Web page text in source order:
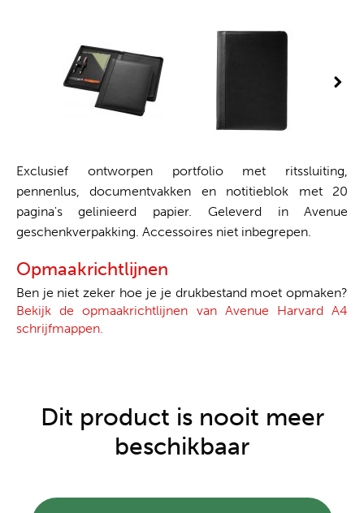
Exclusief ontworpen portfolio met ritssluiting,
pennenlus, documentvakken en notitieblok met 20
pagina's gelinieerd papier. Geleverd in Avenue
geschenkverpakking. Accessoires niet inbegrepen.
Opmaakrichtlijnen
Ben je niet zeker hoe je je drukbestand moet opmaken?
Bekijk de opmaakrichtlijnen van Avenue Harvard A4
schrijfmappen.
Dit product is nooit meer
beschikbaar